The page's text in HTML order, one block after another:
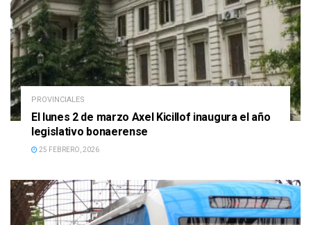
PROVINCIALES
El lunes 2 de marzo Axel Kicillof inaugura el año
legislativo bonaerense
25 FEBRERO, 2026